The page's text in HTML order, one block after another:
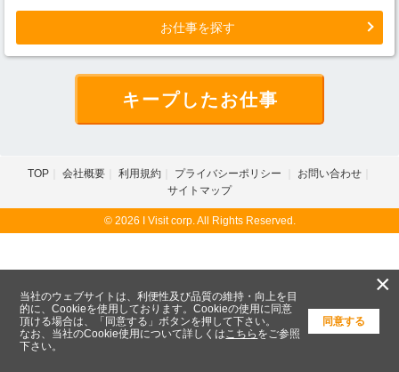
お仕事を探す
キープしたお仕事
TOP 会社概要 利用規約 プライバシーポリシー
お問い合わせ
サイトマップ
© 2026 I Visit corp. All Rights Reserved.
×
当社のウェブサイトは、利便性及び品質の維持・向上を目
的に、Cookieを使用しております。Cookieの使用に同意
頂ける場合は、「同意する」ボタンを押して下さい。
なお、当社のCookie使用について詳しくは こちら をご参照
下さい。
同意する